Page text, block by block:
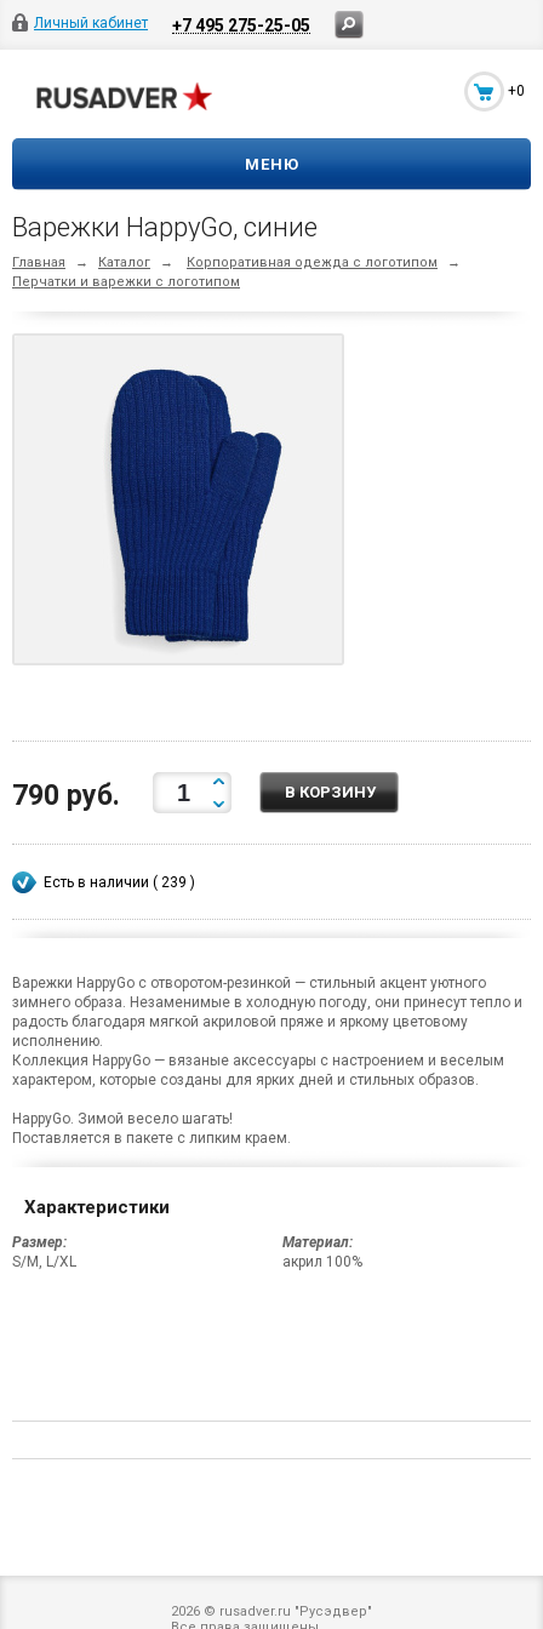
Личный кабинет +7 495 275-25-05
+0
МЕНЮ
Варежки HappyGo, синие
Главная → Каталог → Корпоративная одежда с логотипом
→
Перчатки и варежки с логотипом
790 руб. В КОРЗИНУ
Есть в наличии ( 239 )
Варежки HappyGo с отворотом-резинкой — стильный акцент уютного
зимнего образа. Незаменимые в холодную погоду, они принесут тепло и
радость благодаря мягкой акриловой пряже и яркому цветовому
исполнению.
Коллекция HappyGo — вязаные аксессуары с настроением и веселым
характером, которые созданы для ярких дней и стильных образов.
HappyGo. Зимой весело шагать!
Поставляется в пакете с липким краем.
Характеристики
Размер:
S/M, L/XL
Материал:
акрил 100%
2026 © rusadver.ru "Русэдвер"